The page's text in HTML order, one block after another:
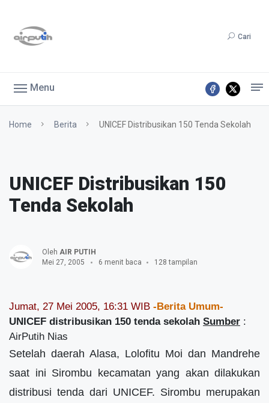
Cari
Menu
Home Berita UNICEF Distribusikan 150 Tenda Sekolah
UNICEF Distribusikan 150
Tenda Sekolah
Oleh AIR PUTIH
Mei 27, 2005
6 menit baca 128 tampilan
Jumat, 27 Mei 2005, 16:31 WIB -Berita Umum-
UNICEF distribusikan 150 tenda sekolah Sumber :
AirPutih Nias
Setelah daerah Alasa, Lolofitu Moi dan Mandrehe
saat ini Sirombu kecamatan yang akan dilakukan
distribusi tenda dari UNICEF. Sirombu merupakan